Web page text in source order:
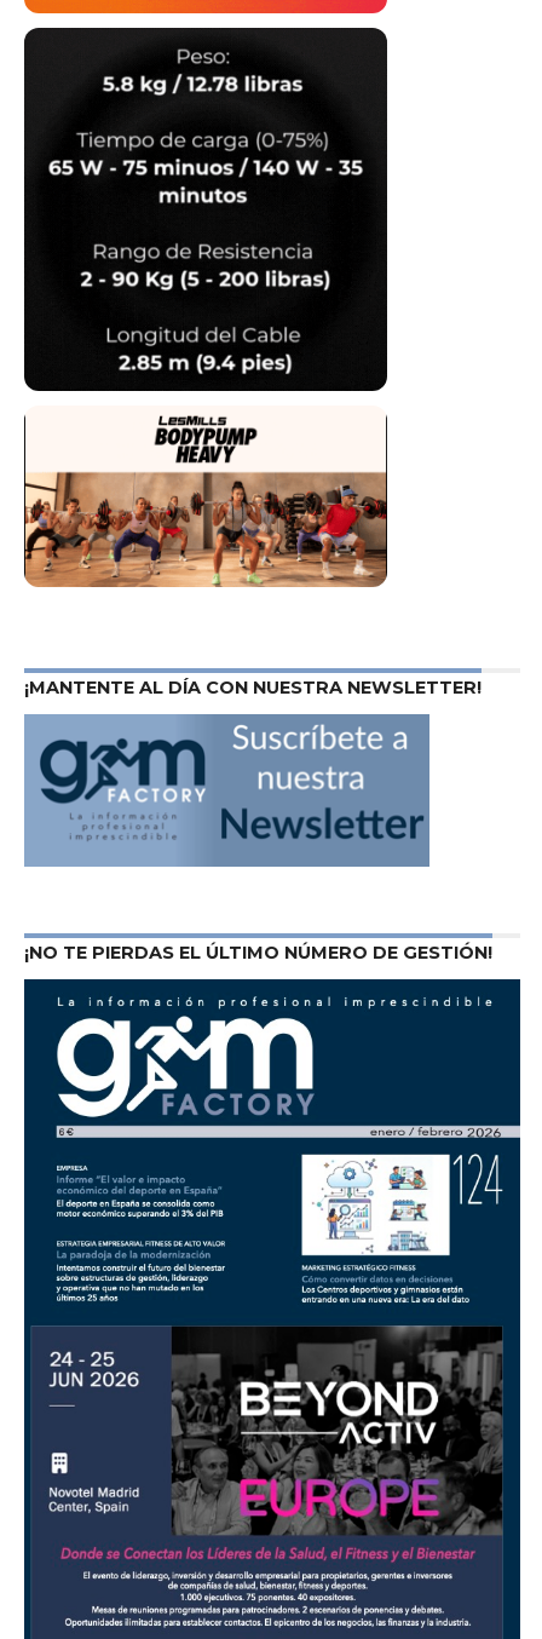
¡MANTENTE AL DÍA CON NUESTRA NEWSLETTER!
¡NO TE PIERDAS EL ÚLTIMO NÚMERO DE GESTIÓN!